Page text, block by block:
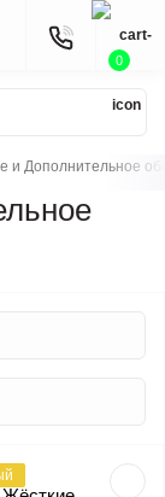
0
и Дополнительное